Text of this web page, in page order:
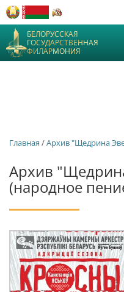
БЕЛОРУССКАЯ
ГОСУДАРСТВЕННАЯ
ФИЛАРМОНИЯ
Главная /Архив "Щедрина
Архив
(народное